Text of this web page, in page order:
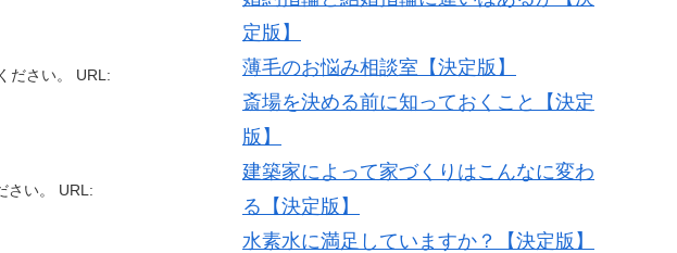
ださい。 URL:
さい。 URL:
定版】
薄毛のお悩み相談室【決定版】
斎場を決める前に知っておくこと【決定
版】
建築家によって家づくりはこんなに変わ
る【決定版】
水素水に満足していますか？【決定版】